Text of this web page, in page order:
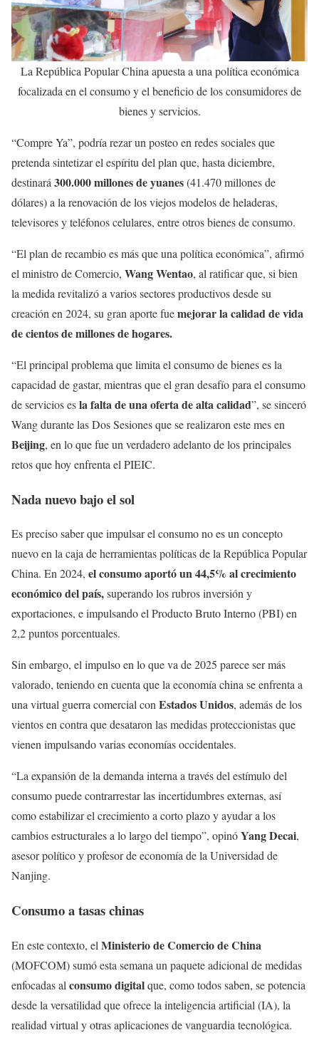
La República Popular China apuesta a una política económica
focalizada en el consumo y el beneficio de los consumidores de
bienes y servicios.
“Compre Ya”, podría rezar un posteo en redes sociales que
pretenda sintetizar el espíritu del plan que, hasta diciembre,
destinará 300.000 millones de yuanes(41.470 millones de
dólares) a la renovación de los viejos modelos de heladeras,
televisores y teléfonos celulares, entre otros bienes de consumo.
“El plan de recambio es más que una política económica”, afirmó
el ministro de Comercio, Wang Wentao, al ratificar que, si bien
la medida revitalizó a varios sectores productivos desde su
creación en 2024, su gran aporte fuemejorar la calidad de vida
de cientos de millones de hogares.
“El principal problema que limita el consumo de bienes es la
capacidad de gastar, mientras que el gran desafío para el consumo
de servicios esla falta de una oferta de alta calidad”, se sinceró
Wang durante las Dos Sesiones que se realizaron este mes en
Beijing, en lo que fue un verdadero adelanto de los principales
retos que hoy enfrenta el PIEIC.
Nada nuevo bajo el sol
Es preciso saber que impulsar el consumo no es un concepto
nuevo en la caja de herramientas políticas de la República Popular
China. En 2024, el consumo aportó un 44,5% al crecimiento
económico del país,superando los rubros inversión y
exportaciones, e impulsando el Producto Bruto Interno (PBI) en
2,2 puntos porcentuales.
Sin embargo, el impulso en lo que va de 2025 parece ser más
valorado, teniendo en cuenta que la economía china se enfrenta a
una virtual guerra comercial conEstados Unidos, además de los
vientos en contra que desataron las medidas proteccionistas que
vienen impulsando varias economías occidentales.
“La expansión de la demanda interna a través del estímulo del
consumo puede contrarrestar las incertidumbres externas, así
como estabilizar el crecimiento a corto plazo y ayudar a los
cambios estructurales a lo largo del tiempo”, opinóYang Decai,
asesor político y profesor de economía de la Universidad de
Nanjing.
Consumo a tasas chinas
En este contexto, el Ministerio de Comercio de China
(MOFCOM) sumó esta semana un paquete adicional de medidas
enfocadas al consumo digitalque, como todos saben, se potencia
desde la versatilidad que ofrece la inteligencia artificial (IA), la
realidad virtual y otras aplicaciones de vanguardia tecnológica.